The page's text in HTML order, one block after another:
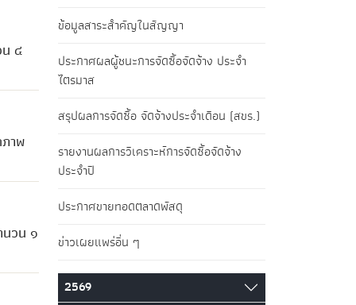
๔
าพ
นวน ๑
ข้อมูลสาระสำคัญในสัญญา
ประกาศผลผู้ชนะการจัดซื้อจัดจ้าง ประจำ
ไตรมาส
สรุปผลการจัดซื้อ จัดจ้างประจำเดือน (สขร.)
รายงานผลการวิเคราะห์การจัดซื้อจัดจ้าง
ประจำปี
ประกาศขายทอดตลาดพัสดุ
ข่าวเผยแพร่อื่น ๆ
2569